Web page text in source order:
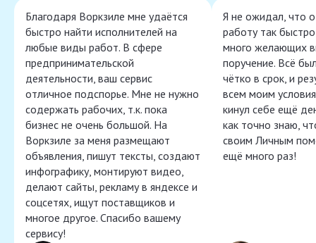
Благодаря Воркзиле мне удаётся
быстро найти исполнителей на
любые виды работ. В сфере
предпринимательской
деятельности, ваш сервис
отличное подспорье. Мне не нужно
содержать рабочих, т.к. пока
бизнес не очень большой. На
Воркзиле за меня размещают
объявления, пишут тексты, создают
инфографику, монтируют видео,
делают сайты, рекламу в яндексе и
соцсетях, ищут поставщиков и
многое другое. Спасибо вашему
сервису!
Я не ожидал, что
работу так
много желающих
поручение. Всё
чётко в срок, и
всем моим
кинул себе ещё
как точно знаю,
своим Личным
ещё много раз!